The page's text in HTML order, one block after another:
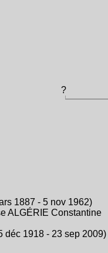
?
1887 - 5 nov 1962)
ALGÉRIE Constantine
déc 1918 - 23 sep 2009)